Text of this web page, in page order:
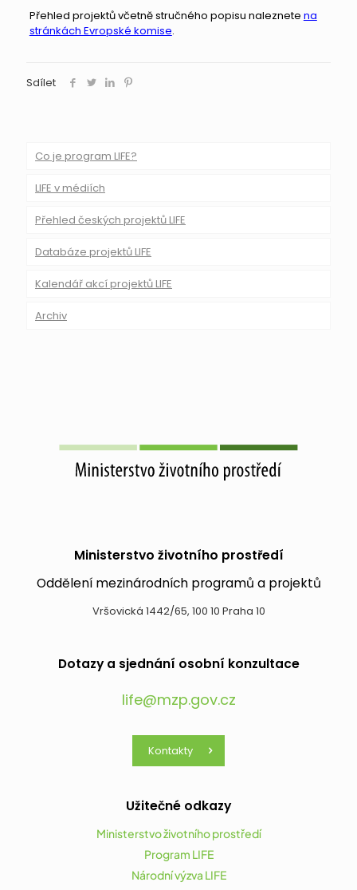
Přehled projektů včetně stručného popisu naleznete na
stránkách Evropské komise.
Sdílet
Co je program LIFE?
LIFE v médiích
Přehled českých projektů LIFE
Databáze projektů LIFE
Kalendář akcí projektů LIFE
Archiv
Ministerstvo životního prostředí
Oddělení mezinárodních programů a projektů
Vršovická 1442/65, 100 10 Praha 10
Dotazy a sjednání osobní konzultace
life@mzp.gov.cz
Kontakty
Užitečné odkazy
Ministerstvo životního prostředí
Program LIFE
Národní výzva LIFE